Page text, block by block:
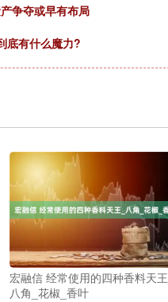
争夺或早有布局
底有什么魔力?
宏融信 经常使用的四种香料天王_
八角_花椒_香叶